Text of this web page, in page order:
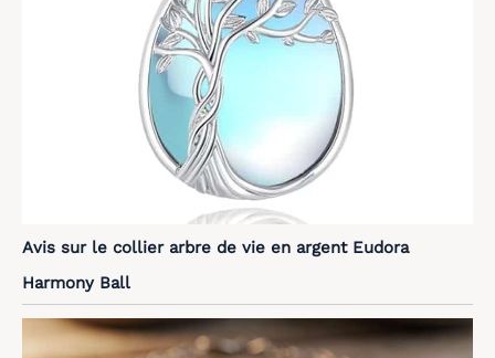
Avis sur le collier arbre de vie en argent Eudora
Harmony Ball